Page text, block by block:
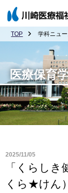
TOP 学科ニュー
医療保育
2025/11/05
「くらし
くら★けん